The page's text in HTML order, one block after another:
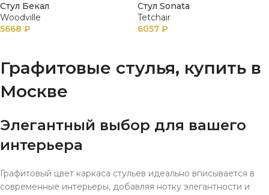
Стул Бекал
Woodville
5668 ₽
Стул Sonata
Tetchair
6057 ₽
Графитовые стулья, купить в
Москве
Элегантный выбор для вашего
интерьера
Графитовый цвет каркаса стульев идеально вписывается в
современные интерьеры, добавляя нотку элегантности и